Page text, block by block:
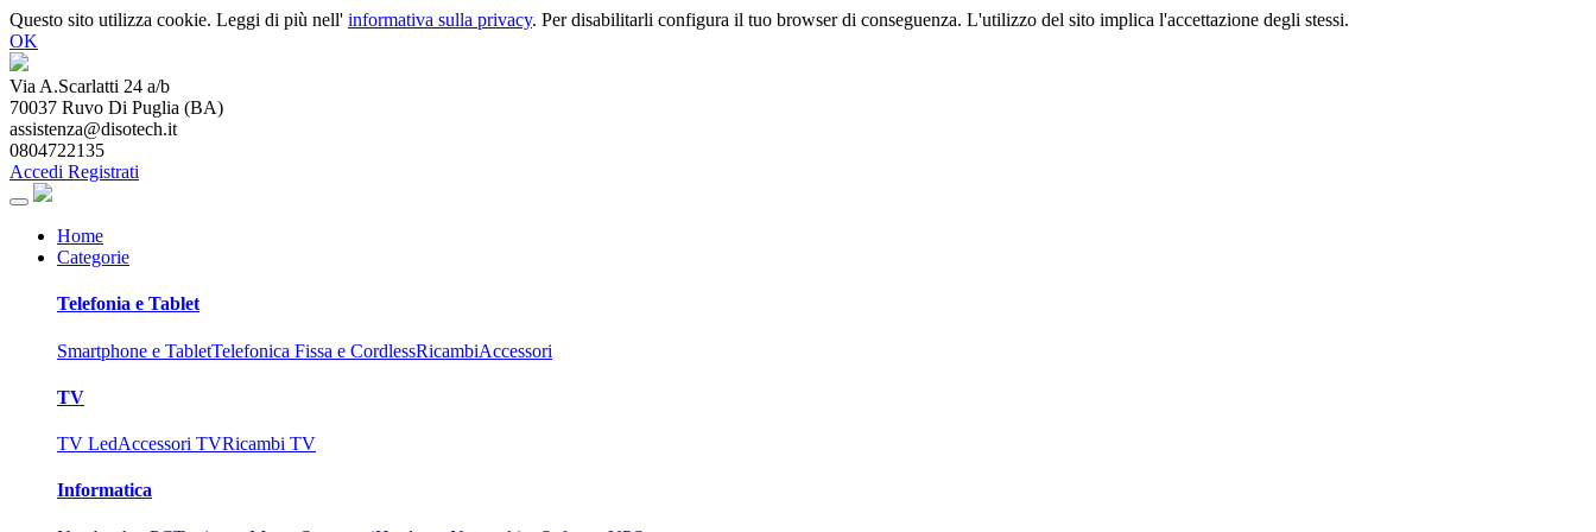
Questo sito utilizza cookie. Leggi di più nell' informativa sulla privacy. Per disabilitarli configura il tuo browser di conseguenza. L'utilizzo del sito implica l'accettazione degli stessi.
OK
Via A.Scarlatti 24 a/b
70037 Ruvo Di Puglia (BA)
assistenza@disotech.it
0804722135
Accedi Registrati
Home
Categorie
Telefonia e Tablet
Smartphone e TabletTelefonica Fissa e CordlessRicambiAccessori
TV
TV LedAccessori TVRicambi TV
Informatica